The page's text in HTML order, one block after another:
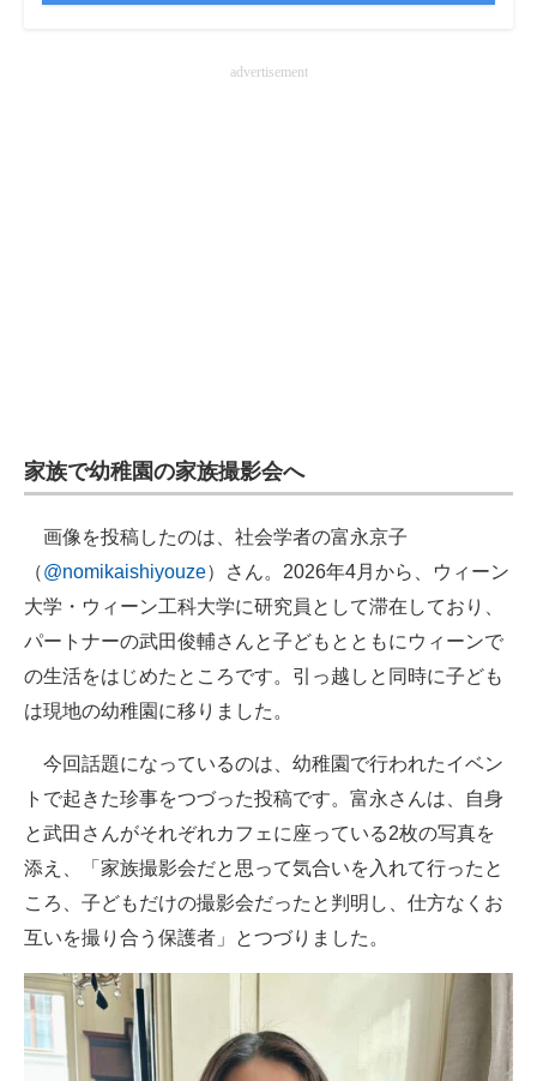
IT製品の技術・比較・事例
advertisement
家族で幼稚園の家族撮影会へ
画像を投稿したのは、社会学者の富永京子
（@nomikaishiyouze）さん。2026年4月から、ウィーン
大学・ウィーン工科大学に研究員として滞在しており、
パートナーの武田俊輔さんと子どもとともにウィーンで
の生活をはじめたところです。引っ越しと同時に子ども
は現地の幼稚園に移りました。
今回話題になっているのは、幼稚園で行われたイベン
トで起きた珍事をつづった投稿です。富永さんは、自身
と武田さんがそれぞれカフェに座っている2枚の写真を
添え、「家族撮影会だと思って気合いを入れて行ったと
ころ、子どもだけの撮影会だったと判明し、仕方なくお
互いを撮り合う保護者」とつづりました。